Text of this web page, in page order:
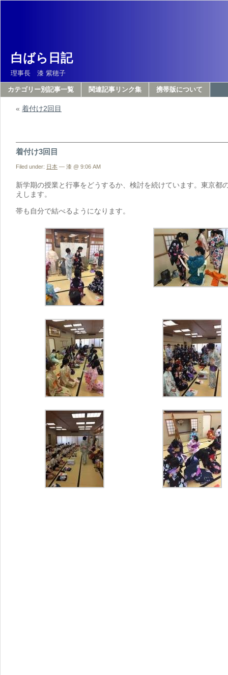
白ばら日記
理事長 漆 紫穂子
カテゴリー別記事一覧 関連記事リンク集 携帯版について
« 着付け2回目
着付け3回目
Filed under: 日本 — 漆 @ 9:06 AM
新学期の授業と行事をどうするか、検討を続けています。東京都
えします。
帯も自分で結べるようになります。